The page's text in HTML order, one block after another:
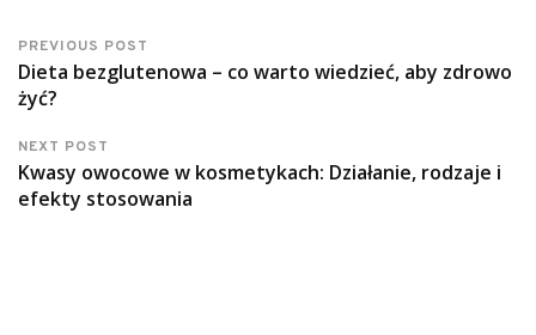
PREVIOUS POST
Dieta bezglutenowa – co warto wiedzieć, aby zdrowo
żyć?
NEXT POST
Kwasy owocowe w kosmetykach: Działanie, rodzaje i
efekty stosowania